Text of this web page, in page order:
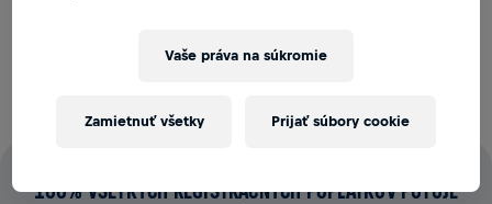
priamo na výskum poranení miechy.
100% VŠETKÝCH REGISTRAČNÝCH POPLATKOV PUTUJE
Vaše práva na súkromie
Zamietnuť všetky Prijať súbory cookie